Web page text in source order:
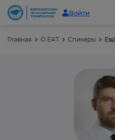
Войти
Главная О ЕАТ Спикеры